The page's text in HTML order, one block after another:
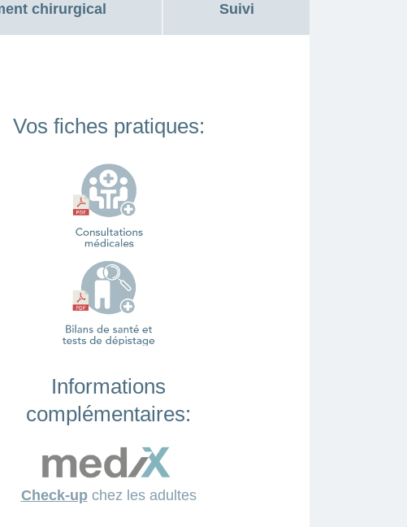
chirurgical Suivi
Vos fiches pratiques:
Informations
complémentaires:
Check-upchez les adultes